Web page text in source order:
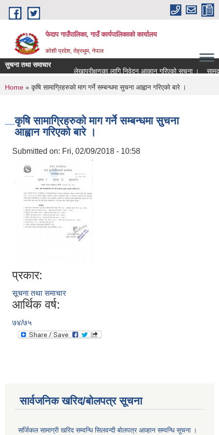
Skip to main content
फेदाप गाउँपालिका, गाउँ कार्यपालिकाको कार्यालय
कोशी प्रदेश, तेह्रथुम, नेपाल
सुचना तथा समाचार
लेखापरीक्षणका लागि निवेदन आव्हान गरिएको सूचना ।
You are here
Home » कृषि सामाग्रिहरुको माग गर्ने सम्बन्धमा सुचना आह्वान गरिएको बारे ।
कृषि सामाग्रिहरुको माग गर्ने सम्बन्धमा सुचना
आह्वान गरिएको बारे ।
Submitted on: Fri, 02/09/2018 - 10:58
प्रकार:
सूचना तथा समाचार
आर्थिक वर्ष:
७४/७५
सार्वजनिक खरिद/बोलपत्र सूचना
सर्जिकल सामाग्री खरिद सम्वन्धि सिलवन्दी बोलपत्र आव्हान सम्वन्धि सूचना ।